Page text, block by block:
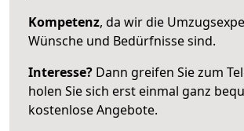
Kompetenz, da wir die
Wünsche und Bedürfnisse sind.
Interesse? Dann greifen Sie zum
holen Sie sich erst einmal ganz
kostenlose Angebote.